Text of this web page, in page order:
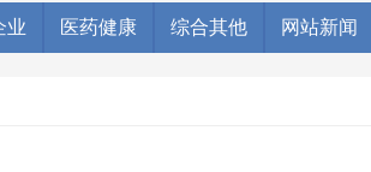
业 医药健康 综合其他 网站新闻